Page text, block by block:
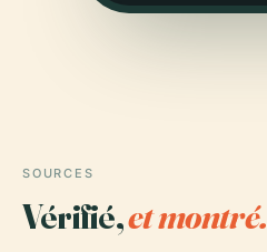
SOURCES
Vérifié,et montré.